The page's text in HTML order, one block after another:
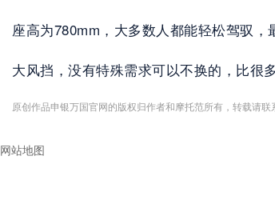
座高为780mm，大多数人都能轻松驾驭
大风挡，没有特殊需求可以不换的，比很
原创作品申银万国官网的版权归作者和摩托范所有，转载请联
网站地图